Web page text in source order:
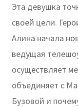
Эта девушка
своей цели.
Алина начала
ведущая
осуществляет
объединяет с
Бузовой и